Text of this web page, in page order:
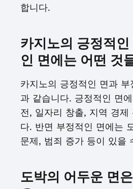
합니다.
카지노의 긍정적인
인 면에는 어떤 것
카지노의 긍정적인 면과
과 같습니다. 긍정적인 면
전, 일자리 창출, 지역 경제
다. 반면 부정적인 면에는
문제, 범죄 증가 등이 있을
도박의 어두운 면